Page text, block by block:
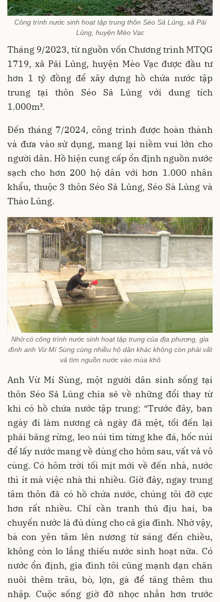
Công trình nước sinh hoạt tập trung thôn Séo Sả Lủng, xã Pải
Lủng, huyện Mèo Vạc
Tháng 9/2023, từ nguồn vốn Chương trình MTQG
1719, xã Pải Lủng, huyện Mèo Vạc được đầu tư
hơn 1 tỷ đồng để xây dựng hồ chứa nước tập
trung tại thôn Séo Sả Lủng với dung tích
1.000m³.
Đến tháng 7/2024, công trình được hoàn thành
và đưa vào sử dụng, mang lại niềm vui lớn cho
người dân. Hồ hiện cung cấp ổn định nguồn nước
sạch cho hơn 200 hộ dân với hơn 1.000 nhân
khẩu, thuộc 3 thôn Séo Sả Lủng, Séo Sà Lủng và
Thào Lủng.
Nhờ có công trình nước sinh hoạt tập trung của địa phương, gia
đình anh Vừ Mí Sùng cùng nhiều hộ dân khác không còn phải vất
vả tìm nguồn nước vào mùa khô
Anh Vừ Mí Sùng, một người dân sinh sống tại
thôn Séo Sả Lủng chia sẻ về những đổi thay từ
khi có hồ chứa nước tập trung: “Trước đây, ban
ngày đi làm nương cả ngày đã mệt, tối đến lại
phải băng rừng, leo núi tìm từng khe đá, hốc núi
để lấy nước mang về dùng cho hôm sau, vất vả vô
cùng. Có hôm trời tối mịt mới về đến nhà, nước
thì ít mà việc nhà thì nhiều. Giờ đây, ngay trung
tâm thôn đã có hồ chứa nước, chúng tôi đỡ cực
hơn rất nhiều. Chỉ cần tranh thủ địu hai, ba
chuyến nước là đủ dùng cho cả gia đình. Nhờ vậy,
bà con yên tâm lên nương từ sáng đến chiều,
không còn lo lắng thiếu nước sinh hoạt nữa. Có
nước ổn định, gia đình tôi cũng mạnh dạn chăn
nuôi thêm trâu, bò, lợn, gà để tăng thêm thu
nhập. Cuộc sống giờ đỡ nhọc nhằn hơn trước